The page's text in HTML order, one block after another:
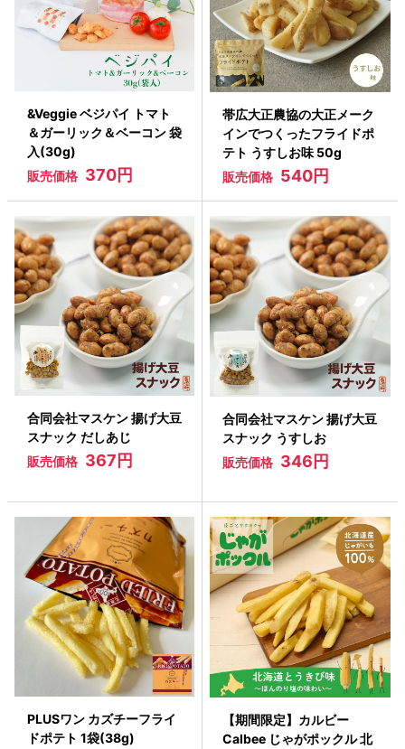
&Veggie ベジパイ トマト
＆ガーリック＆ベーコン 袋
入(30g)
販売価格 370円
帯広大正農協の大正メーク
インでつくったフライドポ
テト うすしお味 50g
販売価格 540円
合同会社マスケン 揚げ大豆
スナック だしあじ
販売価格 367円
合同会社マスケン 揚げ大豆
スナック うすしお
販売価格 346円
PLUSワン カズチーフライ
ドポテト 1袋(38g)
【期間限定】カルビー
Calbee じゃがポックル 北